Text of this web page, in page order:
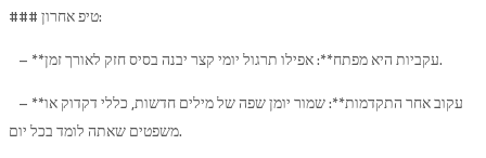
### טיפ אחרון:
– **עקביות היא מפתח**: אפילו תרגול יומי קצר יבנה בסיס חזק לאורך זמן.
– **עקוב אחר התקדמות**: שמור יומן שפה של מילים חדשות, כללי דקדוק או
משפטים שאתה לומד בכל יום.